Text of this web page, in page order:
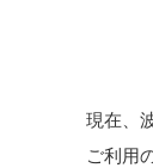
現在、
ご利用